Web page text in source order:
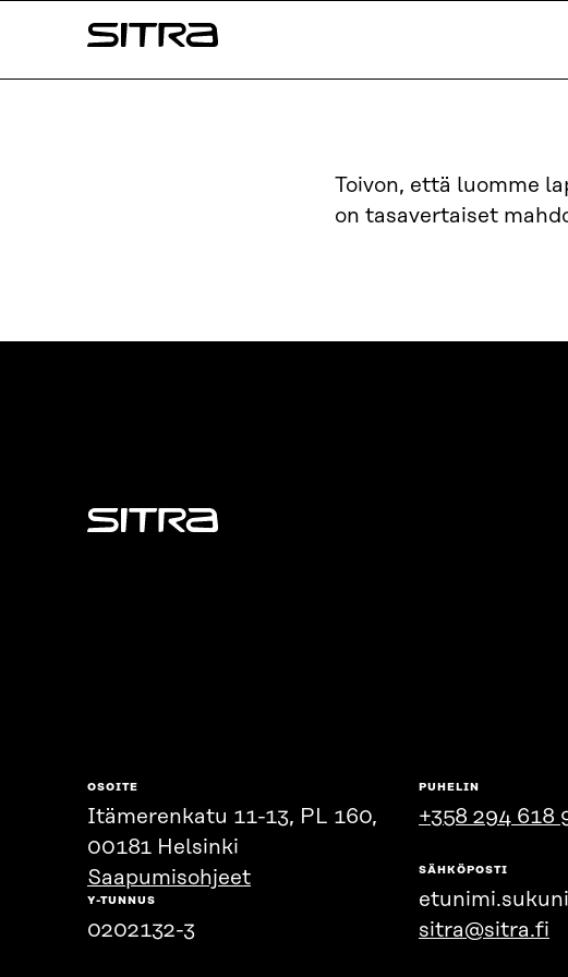
sisältöön
Sitra
Toivon, että luomme
on tasavertaiset
Sitra
OSOITE
Itämerenkatu 11-13, PL 160,
00181 Helsinki
Saapumisohjeet
Y-TUNNUS
0202132-3
PUHELIN
+358 294 618
SÄHKÖPOSTI
sitra@sitra.fi